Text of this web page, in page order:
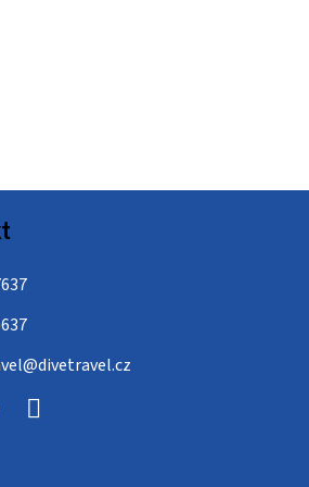
@divetravel.cz